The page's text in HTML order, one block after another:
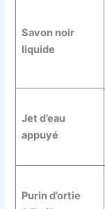
Savon noir
liquide
Jet d’eau
appuyé
Purin d’ortie